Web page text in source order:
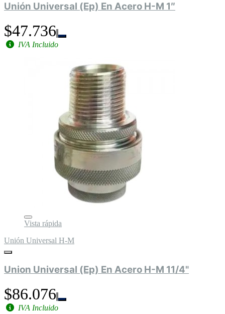
Unión Universal (Ep) En Acero H-M 1″
$47.736
IVA Incluido
Vista rápida
Unión Universal H-M
Union Universal (Ep) En Acero H-M 11/4"
$86.076
IVA Incluido